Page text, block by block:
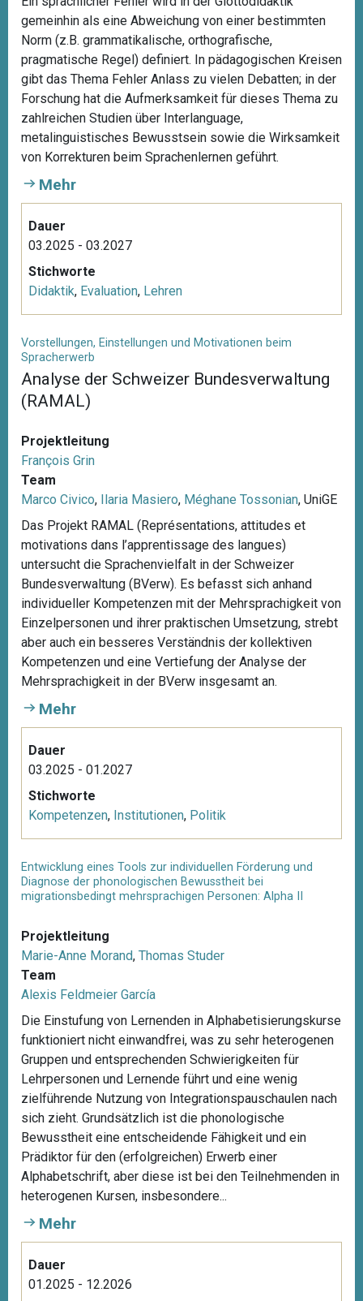
gemeinhin als eine Abweichung von einer bestimmten
Norm (z.B. grammatikalische, orthografische,
pragmatische Regel) definiert. In pädagogischen Kreisen
gibt das Thema Fehler Anlass zu vielen Debatten; in der
Forschung hat die Aufmerksamkeit für dieses Thema zu
zahlreichen Studien über Interlanguage,
metalinguistisches Bewusstsein sowie die Wirksamkeit
von Korrekturen beim Sprachenlernen geführt.
Mehr
Dauer
03.2025 - 03.2027
Stichworte
Didaktik, Evaluation, Lehren
Vorstellungen, Einstellungen und Motivationen beim
Spracherwerb
Analyse der Schweizer Bundesverwaltung
(RAMAL)
Projektleitung
François Grin
Team
Marco Civico, Ilaria Masiero, Méghane Tossonian, UniGE
Das Projekt RAMAL (Représentations, attitudes et
motivations dans l’apprentissage des langues)
untersucht die Sprachenvielfalt in der Schweizer
Bundesverwaltung (BVerw). Es befasst sich anhand
individueller Kompetenzen mit der Mehrsprachigkeit von
Einzelpersonen und ihrer praktischen Umsetzung, strebt
aber auch ein besseres Verständnis der kollektiven
Kompetenzen und eine Vertiefung der Analyse der
Mehrsprachigkeit in der BVerw insgesamt an.
Mehr
Dauer
03.2025 - 01.2027
Stichworte
Kompetenzen, Institutionen, Politik
Entwicklung eines Tools zur individuellen Förderung und
Diagnose der phonologischen Bewusstheit bei
migrationsbedingt mehrsprachigen Personen: Alpha II
Projektleitung
Marie-Anne Morand, Thomas Studer
Team
Alexis Feldmeier García
Die Einstufung von Lernenden in Alphabetisierungskurse
funktioniert nicht einwandfrei, was zu sehr heterogenen
Gruppen und entsprechenden Schwierigkeiten für
Lehrpersonen und Lernende führt und eine wenig
zielführende Nutzung von Integrationspauschaulen nach
sich zieht. Grundsätzlich ist die phonologische
Bewusstheit eine entscheidende Fähigkeit und ein
Prädiktor für den (erfolgreichen) Erwerb einer
Alphabetschrift, aber diese ist bei den Teilnehmenden in
heterogenen Kursen, insbesondere...
Mehr
Dauer
01.2025 - 12.2026